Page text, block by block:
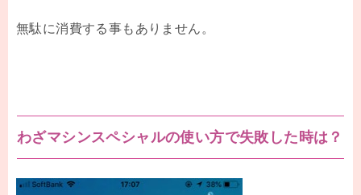
無駄に消費する事もありません。
わざマシンスペシャルの使い方で失敗した時は？